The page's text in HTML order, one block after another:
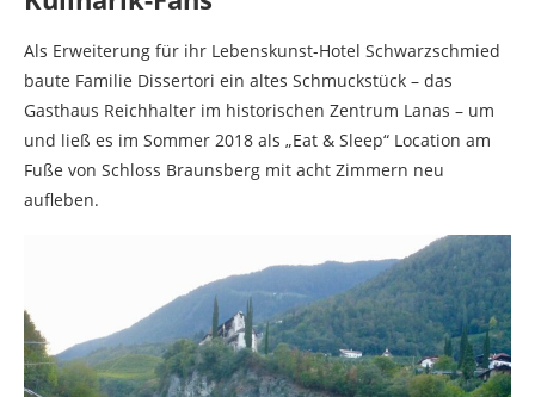
Als Erweiterung für ihr Lebenskunst-Hotel Schwarzschmied
baute Familie Dissertori ein altes Schmuckstück – das
Gasthaus Reichhalter im historischen Zentrum Lanas – um
und ließ es im Sommer 2018 als „Eat & Sleep“ Location am
Fuße von Schloss Braunsberg mit acht Zimmern neu
aufleben.